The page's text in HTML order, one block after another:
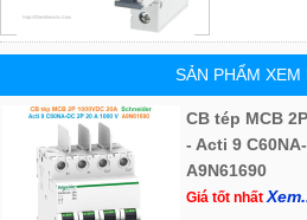
SẢN PHẨM XEM
CB tép MCB
- Acti 9
A9N61690
Giá tốt nhất